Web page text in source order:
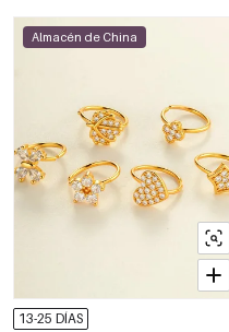
Almacén de China
13-25 DÍAS